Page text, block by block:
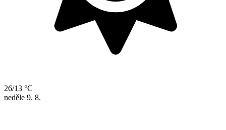
26/13 °C
neděle 9. 8.